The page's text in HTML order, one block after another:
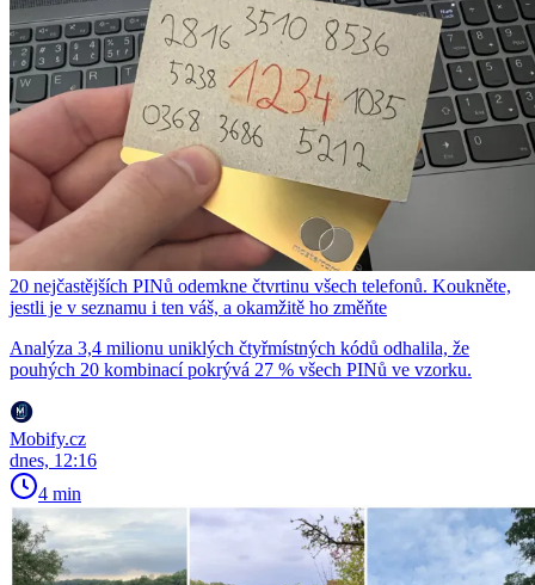
20 nejčastějších PINů odemkne čtvrtinu všech telefonů. Koukněte,
jestli je v seznamu i ten váš, a okamžitě ho změňte
Analýza 3,4 milionu uniklých čtyřmístných kódů odhalila, že
pouhých 20 kombinací pokrývá 27 % všech PINů ve vzorku.
Mobify.cz
dnes, 12:16
4 min